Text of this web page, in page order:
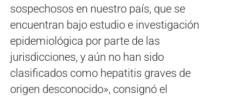
sospechosos en nuestro país, que se
encuentran bajo estudio e investigación
epidemiológica por parte de las
jurisdicciones, y aún no han sido
clasificados como hepatitis graves de
origen desconocido», consignó el